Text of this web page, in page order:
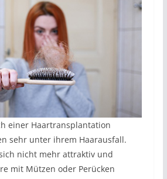
einer Haartransplantation
sehr unter ihrem Haarausfall.
nicht mehr attraktiv und
mit Mützen oder Perücken